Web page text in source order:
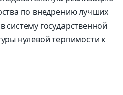
по внедрению лучших
систему государственной
нулевой терпимости к